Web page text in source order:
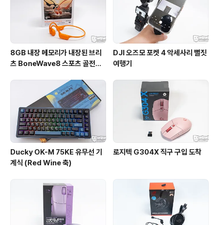
8GB 내장 메모리가 내장된 브리
츠 BoneWave8 스포츠 골전도
DJI 오즈모 포켓 4 악세사리 뻘짓
여행기
Ducky OK-M 75KE 유무선 기
계식 (Red Wine 축)
로지텍 G304X 직구 구입 도착